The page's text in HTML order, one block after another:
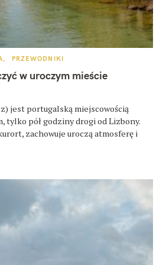
PRZEWODNIKI
w uroczym mieście
jest portugalską miejscowością
tylko pół godziny drogi od Lizbony.
zachowuje uroczą atmosferę i